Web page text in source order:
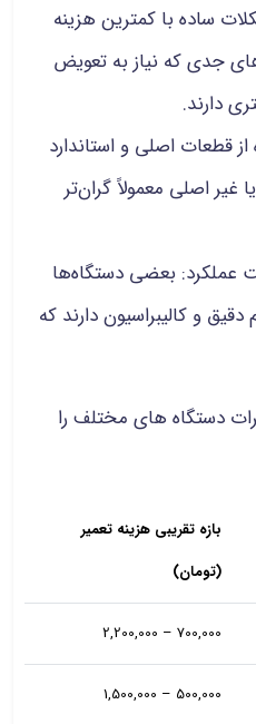
ساده با کمترین هزینه
جدی که نیاز به تعویض
دارند.
قطعات اصلی و استاندارد
اصلی معمولاً گران‌تر
عملکرد: بعضی دستگاه‌ها
و کالیبراسیون دارند که
دستگاه های مختلف را
بازه تقریبی هزینه تعمیر
(تومان)
700,000 – 2,200,000
500,000 – 1,500,000